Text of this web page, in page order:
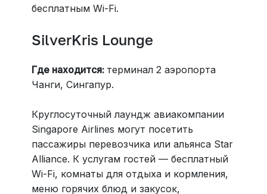
бесплатным Wi-Fi.
SilverKris Lounge
Где находится: терминал 2 аэропорта
Чанги, Сингапур.
Круглосуточный лаундж авиакомпании
Singapore Airlines могут посетить
пассажиры перевозчика или альянса Star
Alliance. К услугам гостей — бесплатный
Wi-Fi, комнаты для отдыха и кормления,
меню горячих блюд и закусок,